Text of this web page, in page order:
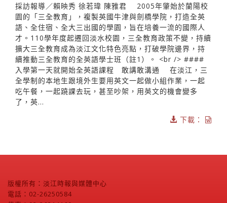
採訪報導／賴映秀 徐若瑋 陳雅君 2005年肇始於蘭陽校
園的「三全教育」，複製英國牛津與劍橋學院，打造全英
語、全住宿、全大三出國的學園，旨在培養一流的國際人
才。110學年度起遷回淡水校園，三全教育政策不變，持續
擴大三全教育成為淡江文化特色亮點，打破學院邊界，持
續推動三全教育的全英語學士班（註1）。 <br /> ####
入學第一天就開始全英語課程 敢講敢溝通 在淡江，三
全學制的本地生跟境外生要用英文一起做小組作業，一起
吃午餐，一起蹺課去玩，甚至吵架，用英文的機會變多
了，英...
下載：
版權所有：淡江時報與媒體中心
電話：02-26250584